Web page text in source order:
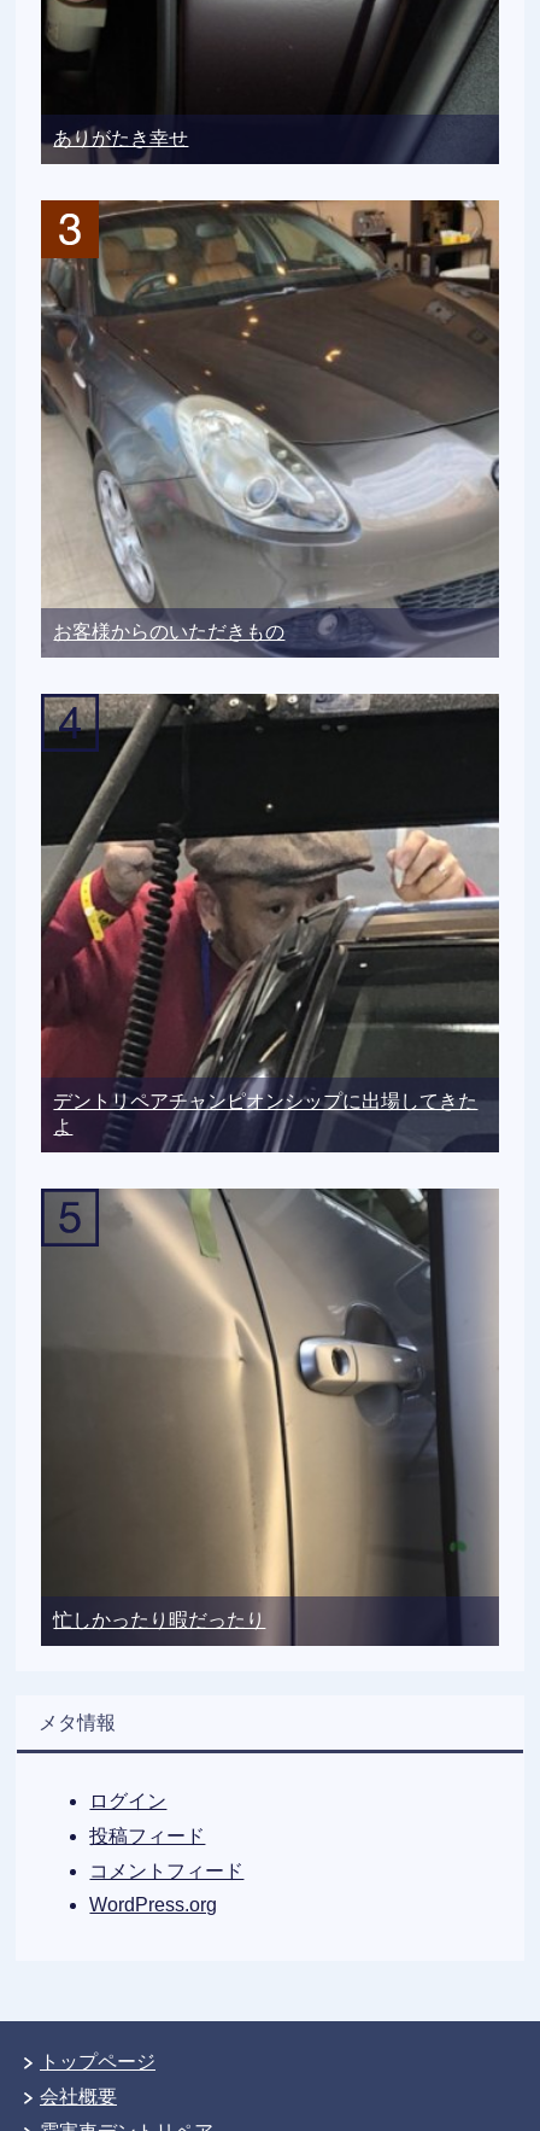
ありがたき幸せ
お客様からのいただきもの
デントリペアチャンピオンシップに出場してきた
よ
忙しかったり暇だったり
メタ情報
ログイン
投稿フィード
コメントフィード
WordPress.org
トップページ
会社概要